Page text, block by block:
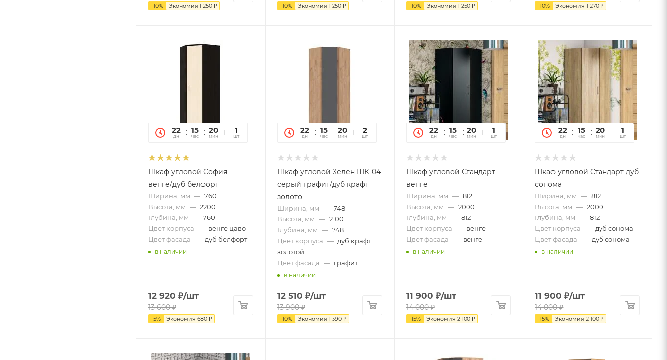
-10% Экономия 1 250 ₽ -10% Экономия 1 250₽ -10% Экономия 1 250₽ -10% Экономия1 270 ₽
22
дн
15
час
20
мин
12
сек
1
шт
Шкаф угловой София
венге/дуб белфорт
Ширина, мм — 760
Высота, мм — 2200
Глубина, мм — 760
Цвет корпуса — венге цаво
Цвет фасада — дуб белфорт
в наличии
12 920 ₽/шт
13 600₽
-5% Экономия 680 ₽
22
дн
15
час
20
мин
12
сек
2
шт
Шкаф угловой Хелен ШК-04
серый графит/дуб крафт
золото
Ширина, мм — 748
Высота, мм — 2100
Глубина, мм — 748
Цвет корпуса — дуб крафт
золотой
Цвет фасада — графит
в наличии
12 510 ₽/шт
13 900₽
-10% Экономия 1 390₽
22
дн
15
час
20
мин
12
сек
1
шт
Шкаф угловой Стандарт
венге
Ширина, мм — 812
Высота, мм — 2000
Глубина, мм — 812
Цвет корпуса — венге
Цвет фасада — венге
в наличии
11 900 ₽/шт
14 000₽
-15% Экономия 2 100₽
22
дн
15
час
20
мин
12
сек
1
шт
Шкаф угловой Стандарт дуб
сонома
Ширина, мм — 812
Высота, мм — 2000
Глубина, мм — 812
Цвет корпуса — дуб сонома
Цвет фасада — дуб сонома
в наличии
11 900 ₽/шт
14 000₽
-15% Экономия2 100 ₽